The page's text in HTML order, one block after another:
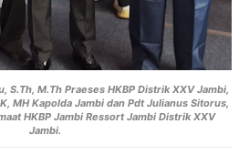
S.Th, M.Th Praeses HKBP Distrik XXV Jambi,
MH Kapolda Jambi dan Pdt Julianus Sitorus,
HKBP Jambi Ressort Jambi Distrik XXV
Jambi.